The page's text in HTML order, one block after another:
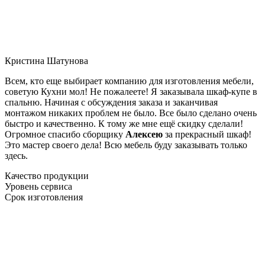
Кристина Шатунова
Всем, кто еще выбирает компанию для изготовления мебели,
советую Кухни мол! Не пожалеете! Я заказывала шкаф-купе в
спальню. Начиная с обсуждения заказа и заканчивая
монтажом никаких проблем не было. Все было сделано очень
быстро и качественно. К тому же мне ещё скидку сделали!
Огромное спасибо сборщику Алексею за прекрасный шкаф!
Это мастер своего дела! Всю мебель буду заказывать только
здесь.
Качество продукции
Уровень сервиса
Срок изготовления